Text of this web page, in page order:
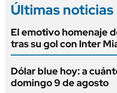
Últimas noticias
El emotivo homenaje
tras su gol con Inter
Dólar blue hoy: a
domingo 9 de agosto